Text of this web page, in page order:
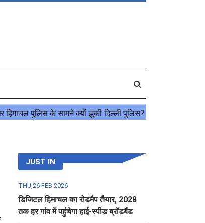
JUST IN
THU,26 FEB 2026
डिजिटल हिमाचल का रोडमैप तैयार, 2028
तक हर गांव में पहुंचेगा हाई-स्पीड ब्रॉडबैंड